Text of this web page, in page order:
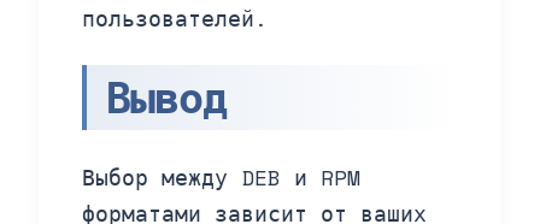
пользователей.
Вывод
Выбор между DEB и RPM
форматами зависит от ваших